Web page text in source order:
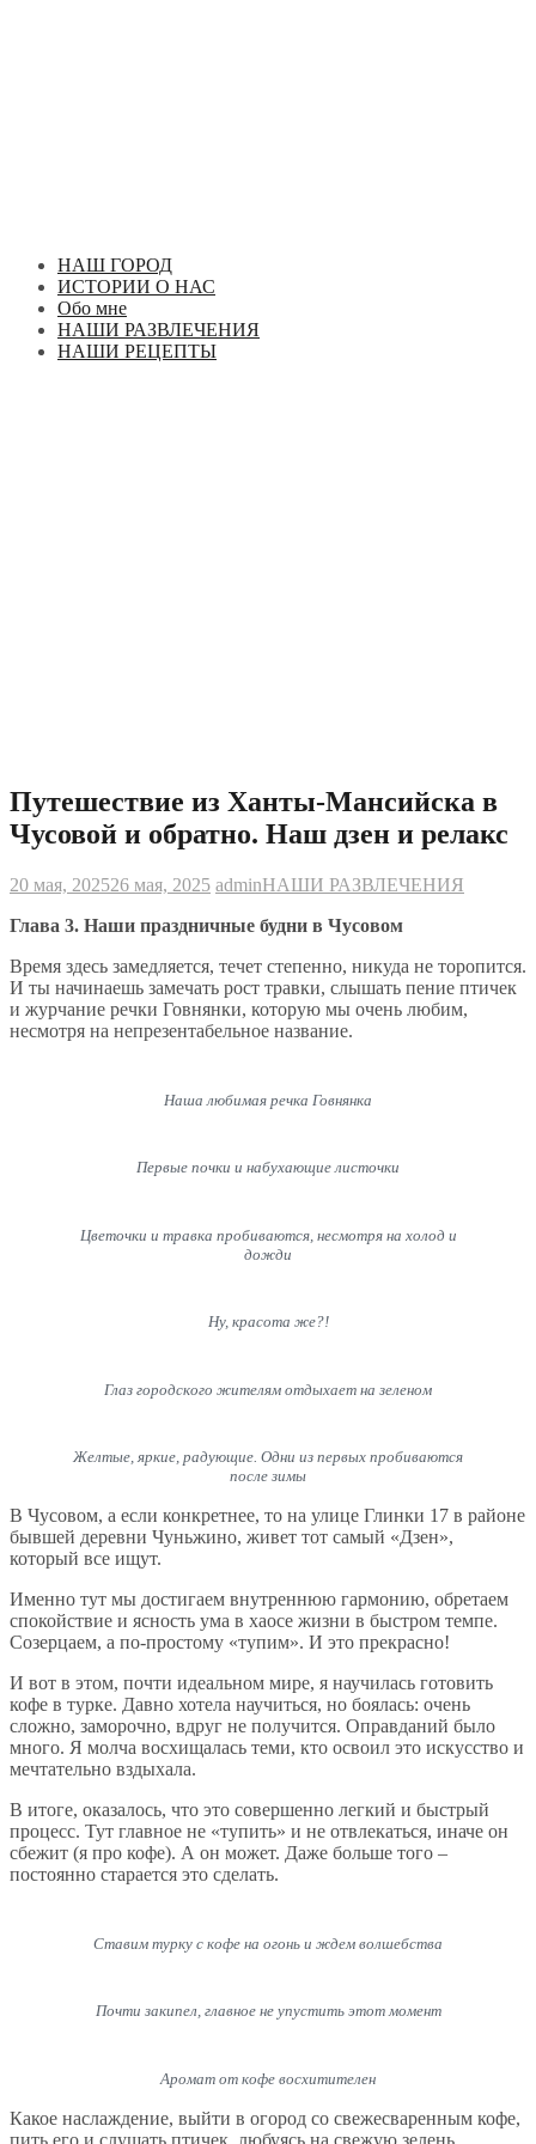
НАШ ГОРОД
ИСТОРИИ О НАС
Обо мне
НАШИ РАЗВЛЕЧЕНИЯ
НАШИ РЕЦЕПТЫ
Путешествие из Ханты-Мансийска в
Чусовой и обратно. Наш дзен и релакс
20 мая, 202526 мая, 2025 adminНАШИ РАЗВЛЕЧЕНИЯ
Глава 3. Наши праздничные будни в Чусовом
Время здесь замедляется, течет степенно, никуда не торопится.
И ты начинаешь замечать рост травки, слышать пение птичек
и журчание речки Говнянки, которую мы очень любим,
несмотря на непрезентабельное название.
Наша любимая речка Говнянка
Первые почки и набухающие листочки
Цветочки и травка пробиваются, несмотря на холод и
дожди
Ну, красота же?!
Глаз городского жителям отдыхает на зеленом
Желтые, яркие, радующие. Одни из первых пробиваются
после зимы
В Чусовом, а если конкретнее, то на улице Глинки 17 в районе
бывшей деревни Чуньжино, живет тот самый «Дзен»,
который все ищут.
Именно тут мы достигаем внутреннюю гармонию, обретаем
спокойствие и ясность ума в хаосе жизни в быстром темпе.
Созерцаем, а по-простому «тупим». И это прекрасно!
И вот в этом, почти идеальном мире, я научилась готовить
кофе в турке. Давно хотела научиться, но боялась: очень
сложно, заморочно, вдруг не получится. Оправданий было
много. Я молча восхищалась теми, кто освоил это искусство и
мечтательно вздыхала.
В итоге, оказалось, что это совершенно легкий и быстрый
процесс. Тут главное не «тупить» и не отвлекаться, иначе он
сбежит (я про кофе). А он может. Даже больше того –
постоянно старается это сделать.
Ставим турку с кофе на огонь и ждем волшебства
Почти закипел, главное не упустить этот момент
Аромат от кофе восхитителен
Какое наслаждение, выйти в огород со свежесваренным кофе,
пить его и слушать птичек, любуясь на свежую зелень.